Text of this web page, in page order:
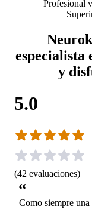
Profesional
especialista
y
5.0
(42 evaluaciones)
Como siempre una